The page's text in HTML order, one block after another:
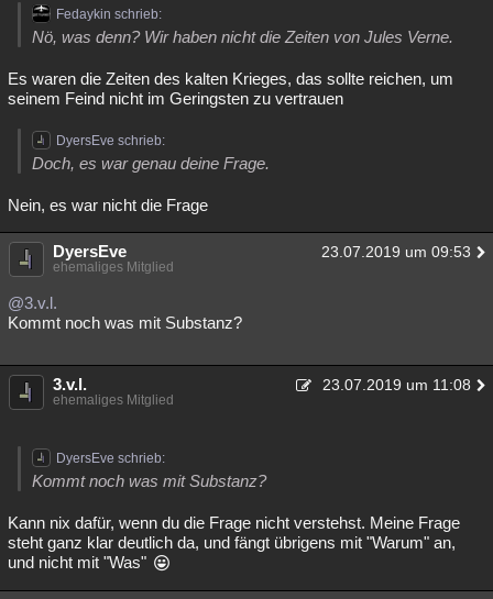
Fedaykin schrieb:
Nö, was denn? Wir haben nicht die Zeiten von Jules Verne.
Es waren die Zeiten des kalten Krieges, das sollte reichen, um
seinem Feind nicht im Geringsten zu vertrauen
DyersEve schrieb:
Doch, es war genau deine Frage.
Nein, es war nicht die Frage
DyersEve 23.07.2019 um 09:53
ehemaliges Mitglied
@3.v.l.
Kommt noch was mit Substanz?
3.v.l. 23.07.2019 um 11:08
ehemaliges Mitglied
DyersEve schrieb:
Kommt noch was mit Substanz?
Kann nix dafür, wenn du die Frage nicht verstehst. Meine Frage
steht ganz klar deutlich da, und fängt übrigens mit "Warum" an,
und nicht mit "Was"